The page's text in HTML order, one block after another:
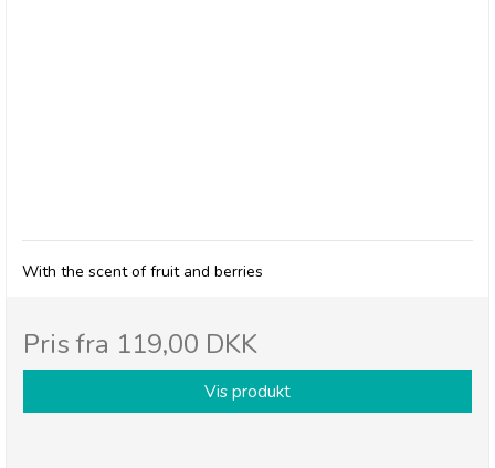
With the scent of fruit and berries
Pris fra 119,00 DKK
Vis produkt